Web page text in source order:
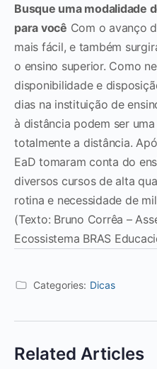
Busque uma modalidade
para você Com o avanço
mais fácil, e também
o ensino superior. Como
disponibilidade e
dias na instituição de
à distância podem ser
totalmente a distância.
EaD tomaram conta do
diversos cursos de alta
rotina e necessidade de
(Texto: Bruno Corrêa –
Ecossistema BRAS
Categories: Dicas
Related Articles